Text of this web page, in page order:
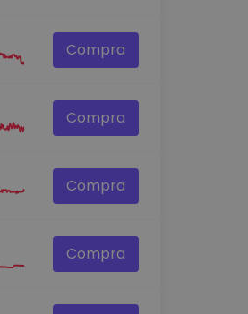
Compra
Compra
Compra
Compra